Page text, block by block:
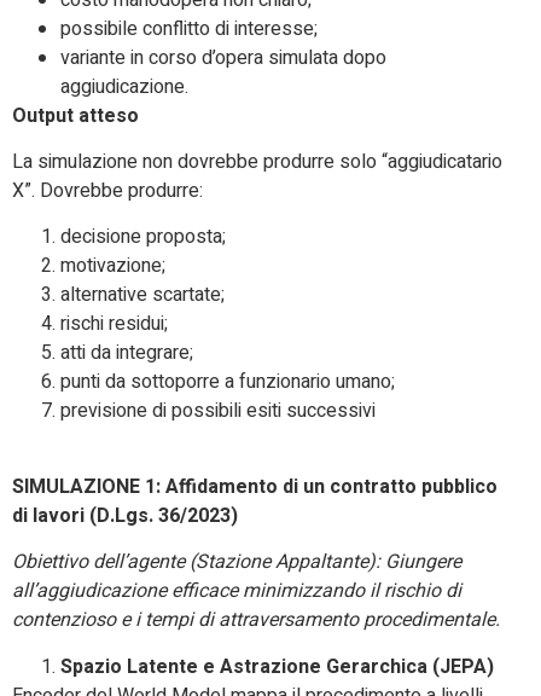
possibile conflitto di interesse;
variante in corso d’opera simulata dopo
aggiudicazione.
Output atteso
La simulazione non dovrebbe produrre solo “aggiudicatario
X”. Dovrebbe produrre:
decisione proposta;
motivazione;
alternative scartate;
rischi residui;
atti da integrare;
punti da sottoporre a funzionario umano;
previsione di possibili esiti successivi
SIMULAZIONE 1: Affidamento di un contratto pubblico
di lavori (D.Lgs. 36/2023)
Obiettivo dell’agente (Stazione Appaltante): Giungere
all’aggiudicazione efficace minimizzando il rischio di
contenzioso e i tempi di attraversamento procedimentale.
Spazio Latente e Astrazione Gerarchica (JEPA)